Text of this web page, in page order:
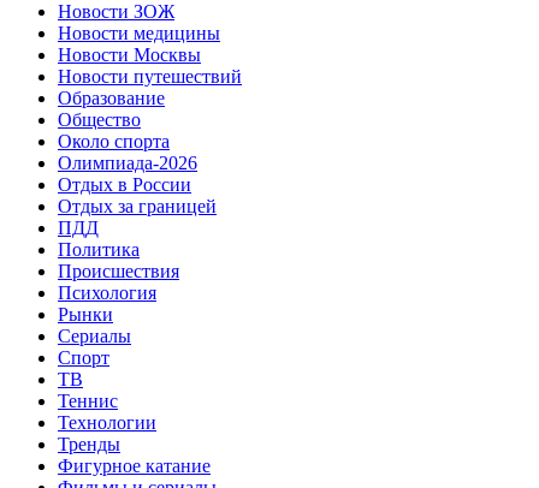
Новости ЗОЖ
Новости медицины
Новости Москвы
Новости путешествий
Образование
Общество
Около спорта
Олимпиада-2026
Отдых в России
Отдых за границей
ПДД
Политика
Происшествия
Психология
Рынки
Сериалы
Спорт
ТВ
Теннис
Технологии
Тренды
Фигурное катание